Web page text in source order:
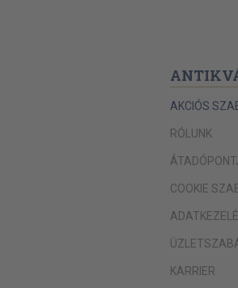
AKCIÓS
RÓLUNK
COOKIE
KARRIER